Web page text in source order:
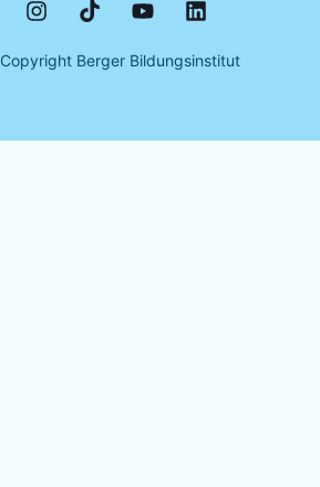
Copyright Berger Bildungsinstitut